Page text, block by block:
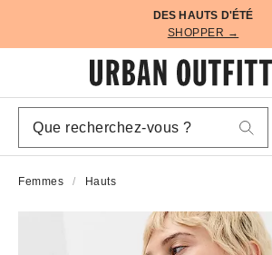
DES HAUTS D'ÉTÉ
SHOPPER →
Femmes Hauts